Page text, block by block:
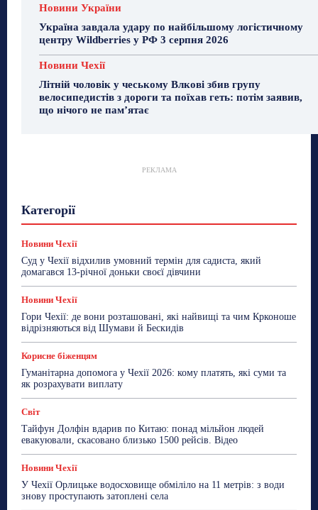
Новини України
Україна завдала удару по найбільшому логістичному
центру Wildberries у РФ 3 серпня 2026
Новини Чехії
Літній чоловік у чеському Влкові збив групу
велосипедистів з дороги та поїхав геть: потім заявив,
що нічого не пам’ятає
РЕКЛАМА
Категорії
Новини Чехії
Сад та город
ТехноМанія
Топ-новини Фоторепортаж
Новини Чехії
Суд у Чехії відхилив умовний термін для садиста, який
домагався 13-річної доньки своєї дівчини
Новини Чехії
Гори Чехії: де вони розташовані, які найвищі та чим Крконоше
відрізняються від Шумави й Бескидів
Корисне біженцям
Гуманітарна допомога у Чехії 2026: кому платять, які суми та
як розрахувати виплату
Світ
Тайфун Долфін вдарив по Китаю: понад мільйон людей
евакуювали, скасовано близько 1500 рейсів. Відео
Новини Чехії
У Чехії Орлицьке водосховище обміліло на 11 метрів: з води
знову проступають затоплені села